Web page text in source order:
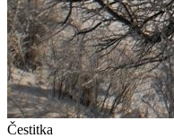
Čestitka